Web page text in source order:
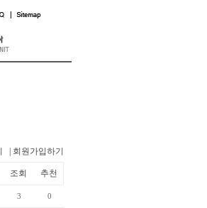
| 회원가입하기
조회 추천
3 0